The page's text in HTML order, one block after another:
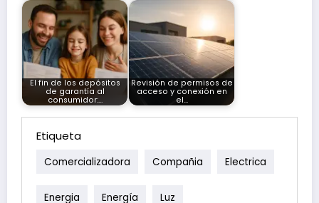
El fin de los depósitos
de garantía al
consumidor:…
Revisión de permisos de
acceso y conexión en
el…
Etiqueta
Comercializadora Compañia Electrica
Energia Energía Luz